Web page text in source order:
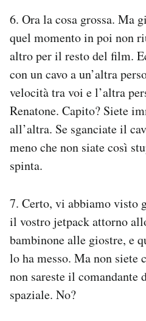
6. Ora la cosa grossa. Ma
quel momento in poi non
altro per il resto del film.
con un cavo a un’altra
velocità tra voi e l’altra
Renatone. Capito? Siete
all’altra. Se sganciate il
meno che non siate così
spinta.
7. Certo, vi abbiamo visto
il vostro jetpack attorno
bambinone alle giostre, e
lo ha messo. Ma non
non sareste il comandante
spaziale. No?